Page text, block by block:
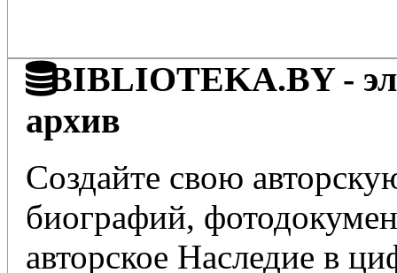
BIBLIOTEKA.BY -
архив
Создайте свою
биографий,
авторское Наследие в